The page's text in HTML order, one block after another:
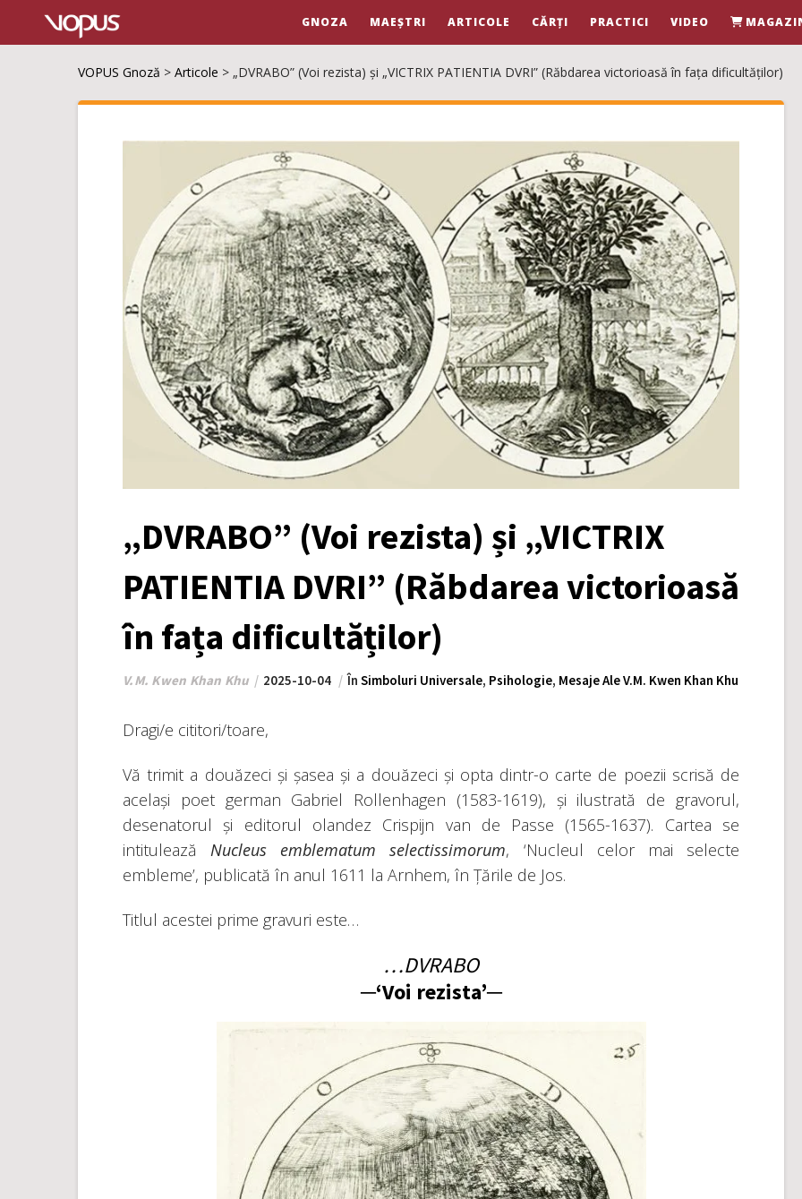
GNOZA MAEȘTRI ARTICOLE CĂRȚI PRACTICI VIDEO
VOPUS Gnoză > Articole > „DVRABO” (Voi rezista) și „VICTRIX PATIENTIA DVRI” (Răbdarea victorioasă în fața dificultăților)
„DVRABO” (Voi rezista) și „VICTRIX
PATIENTIA DVRI” (Răbdarea victorioasă
în fața dificultăților)
V.M. Kwen Khan Khu 2025-10-04 În Simboluri Universale, Psihologie, Mesaje Ale V.M. Kwen Khan Khu
Dragi/e cititori/toare,
Vă trimit a douăzeci și șasea și a douăzeci și opta dintr-o carte de poezii scrisă de
același poet german Gabriel Rollenhagen (1583-1619), și ilustrată de gravorul,
desenatorul și editorul olandez Crispijn van de Passe (1565-1637). Cartea se
intituleazăNucleus emblematum selectissimorum, ‘Nucleul celor mai selecte
embleme’, publicată în anul 1611 la Arnhem, în Țările de Jos.
Titlul acestei prime gravuri este…
…DVRABO
─‘Voi rezista’─